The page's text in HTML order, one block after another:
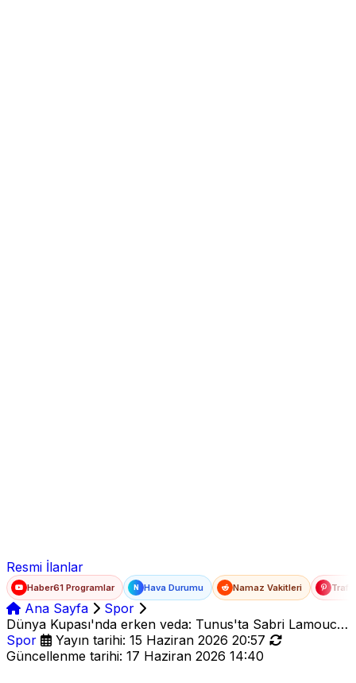
Resmi İlanlar
Haber61 Programlar N Hava Durumu Namaz Vakitleri
Ana Sayfa
Spor
Dünya Kupası'nda erken veda: Tunus'ta Sabri Lamouchi
dönemi bitti
Spor
Yayın tarihi: 15 Haziran 2026 20:57
Güncellenme tarihi: 17 Haziran 2026 14:40